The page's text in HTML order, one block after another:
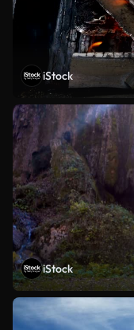
iStock
iStock